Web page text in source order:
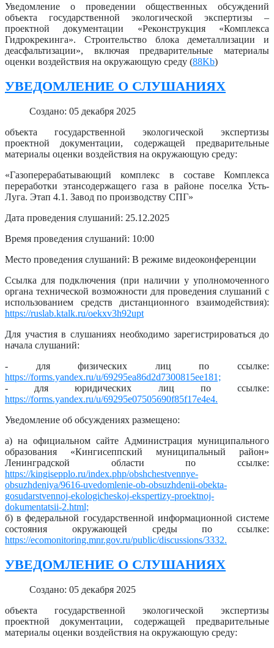
Уведомление о проведении общественных обсуждений
объекта государственной экологической экспертизы –
проектной документации «Реконструкция «Комплекса
Гидрокрекинга». Строительство блока деметаллизации и
деасфальтизации», включая предварительные материалы
оценки воздействия на окружающую среду (88Kb)
УВЕДОМЛЕНИЕ О СЛУШАНИЯХ
Создано: 05 декабря 2025
объекта государственной экологической экспертизы
проектной документации, содержащей предварительные
материалы оценки воздействия на окружающую среду:
«Газоперерабатывающий комплекс в составе Комплекса
переработки этансодержащего газа в районе поселка Усть-
Луга. Этап 4.1. Завод по производству СПГ»
Дата проведения слушаний: 25.12.2025
Время проведения слушаний: 10:00
Место проведения слушаний: В режиме видеоконференции
Ссылка для подключения (при наличии у уполномоченного
органа технической возможности для проведения слушаний с
использованием средств дистанционного взаимодействия):
https://ruslab.ktalk.ru/oekxv3h92upt
Для участия в слушаниях необходимо зарегистрироваться до
начала слушаний:
- для физических лиц по ссылке:
https://forms.yandex.ru/u/69295ea86d2d7300815ee181;
- для юридических лиц по ссылке:
https://forms.yandex.ru/u/69295e07505690f85f17e4e4.
Уведомление об обсуждениях размещено:
а) на официальном сайте Администрация муниципального
образования «Кингисеппский муниципальный район»
Ленинградской области по ссылке:
https://kingisepplo.ru/index.php/obshchestvennye-
obsuzhdeniya/9616-uvedomlenie-ob-obsuzhdenii-obekta-
gosudarstvennoj-ekologicheskoj-ekspertizy-proektnoj-
dokumentatsii-2.html;
б) в федеральной государственной информационной системе
состояния окружающей среды по ссылке:
https://ecomonitoring.mnr.gov.ru/public/discussions/3332.
УВЕДОМЛЕНИЕ О СЛУШАНИЯХ
Создано: 05 декабря 2025
объекта государственной экологической экспертизы
проектной документации, содержащей предварительные
материалы оценки воздействия на окружающую среду: